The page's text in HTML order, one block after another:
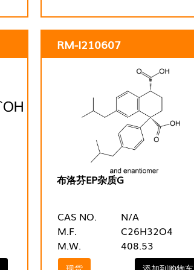
RM-I210607
布洛芬EP杂质G
CAS NO.
N/A
M.F.
C26H32O4
M.W.
408.53